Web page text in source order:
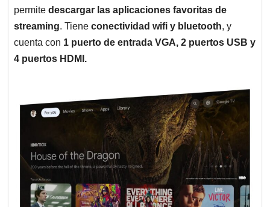
permite descargar las aplicaciones favoritas de
streaming. Tiene conectividad wifi y bluetooth, y
cuenta con 1 puerto de entrada VGA, 2 puertos USB y
4 puertos HDMI.